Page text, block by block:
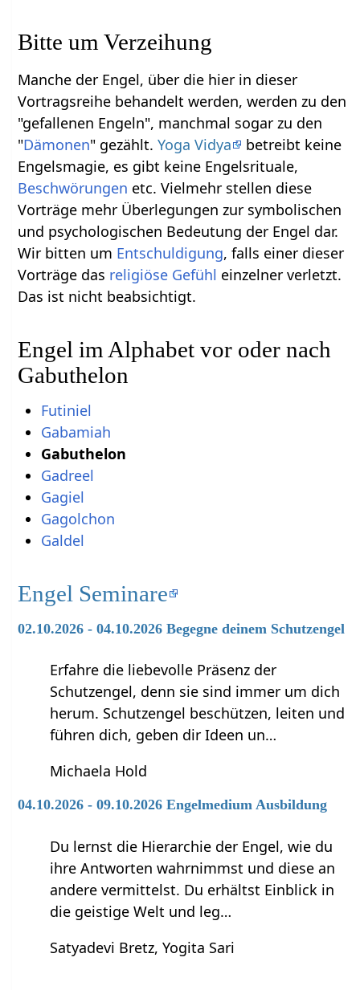
Bitte um Verzeihung
Manche der Engel, über die hier in dieser
Vortragsreihe behandelt werden, werden zu den
"gefallenen Engeln", manchmal sogar zu den
"Dämonen" gezählt.Yoga Vidya
betreibt keine
Engelsmagie, es gibt keine Engelsrituale,
Beschwörungen etc. Vielmehr stellen diese
Vorträge mehr Überlegungen zur symbolischen
und psychologischen Bedeutung der Engel dar.
Wir bitten um Entschuldigung, falls einer dieser
Vorträge das religiöse Gefühl einzelner verletzt.
Das ist nicht beabsichtigt.
Engel im Alphabet vor oder nach
Gabuthelon
Futiniel
Gabamiah
Gabuthelon
Gadreel
Gagiel
Gagolchon
Galdel
Engel Seminare
02.10.2026 - 04.10.2026 Begegne deinem Schutzengel
Erfahre die liebevolle Präsenz der
Schutzengel, denn sie sind immer um dich
herum. Schutzengel beschützen, leiten und
führen dich, geben dir Ideen un…
Michaela Hold
04.10.2026 - 09.10.2026 Engelmedium Ausbildung
Du lernst die Hierarchie der Engel, wie du
ihre Antworten wahrnimmst und diese an
andere vermittelst. Du erhältst Einblick in
die geistige Welt und leg…
Satyadevi Bretz, Yogita Sari